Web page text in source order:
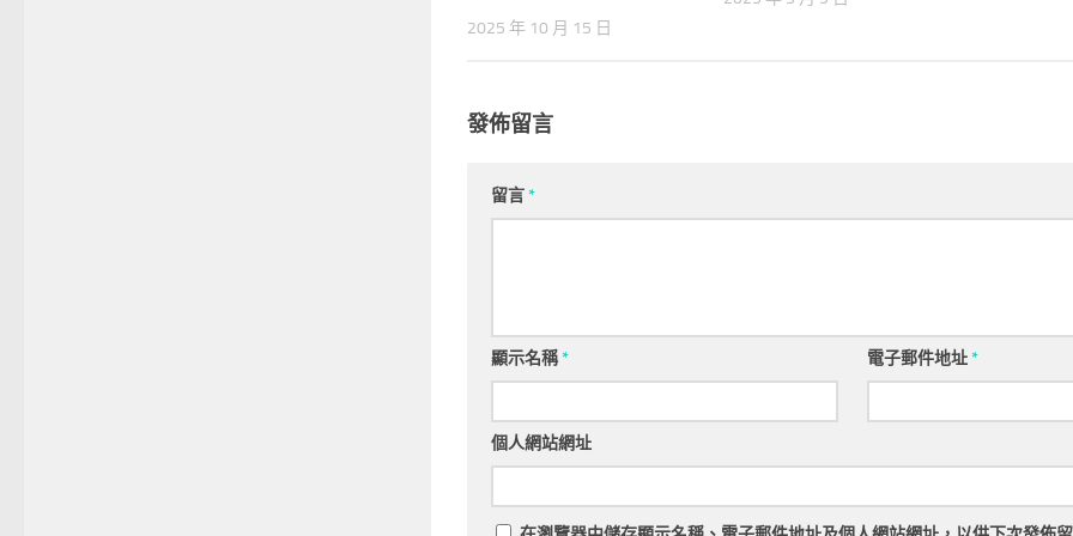
2025 年 10 月 15 日
發佈留言
留言*
顯示名稱* 電子郵件地址*
個人網站網址